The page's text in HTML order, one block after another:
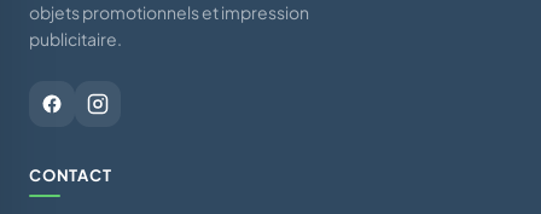
objets promotionnels et impression
publicitaire.
CONTACT